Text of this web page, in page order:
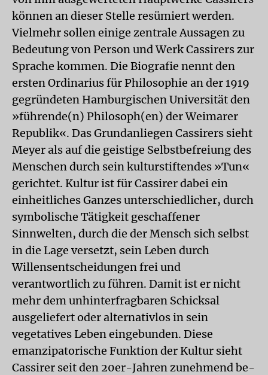
können an dieser Stelle resümiert werden.
Vielmehr sollen einige zentrale Aussagen zu
Bedeutung von Person und Werk Cassirers zur
Sprache kommen. Die Biografie nennt den
ersten Ordinarius für Philosophie an der 1919
gegründeten Hamburgischen Universität den
»führende(n) Philosoph(en) der Weimarer
Republik«. Das Grundanliegen Cassirers sieht
Meyer als auf die geistige Selbstbefreiung des
Menschen durch sein kulturstiftendes »Tun«
gerichtet. Kultur ist für Cassirer dabei ein
einheitliches Ganzes unterschiedlicher, durch
symbolische Tätigkeit geschaffener
Sinnwelten, durch die der Mensch sich selbst
in die Lage versetzt, sein Leben durch
Willensentscheidungen frei und
verantwortlich zu führen. Damit ist er nicht
mehr dem unhinterfragbaren Schicksal
ausgeliefert oder alternativlos in sein
vegetatives Leben eingebunden. Diese
emanzipatorische Funktion der Kultur sieht
Cassirer seit den 20er-Jahren zunehmend be-